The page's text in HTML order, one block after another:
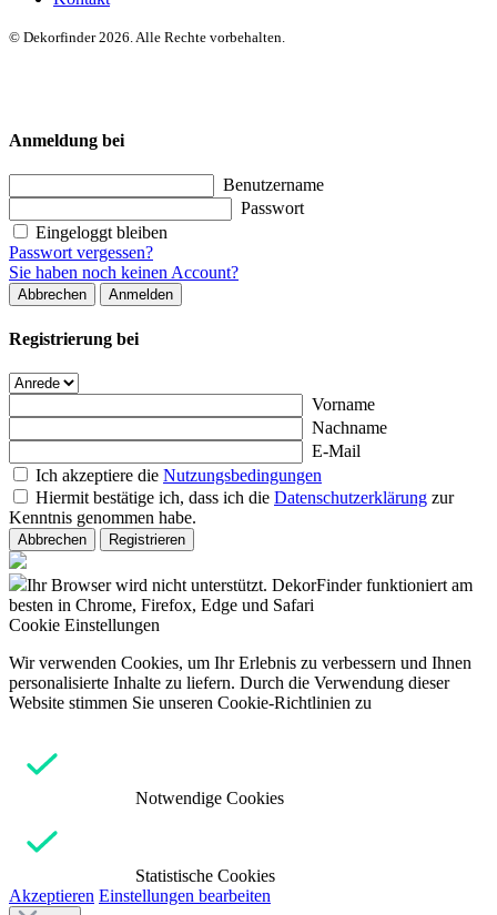
© Dekorfinder 2026. Alle Rechte vorbehalten.
Anmeldung bei
Benutzername
Passwort
Eingeloggt bleiben
Passwort vergessen?
Sie haben noch keinen Account?
Abbrechen Anmelden
Registrierung bei
Vorname
Nachname
E-Mail
Ich akzeptiere die Nutzungsbedingungen
Hiermit bestätige ich, dass ich die Datenschutzerklärung zur
Kenntnis genommen habe.
Abbrechen Registrieren
Ihr Browser wird nicht unterstützt. DekorFinder funktioniert am
besten in Chrome, Firefox, Edge und Safari
Cookie Einstellungen
Wir verwenden Cookies, um Ihr Erlebnis zu verbessern und Ihnen
personalisierte Inhalte zu liefern. Durch die Verwendung dieser
Website stimmen Sie unseren Cookie-Richtlinien zu
Notwendige Cookies
Statistische Cookies
Akzeptieren Einstellungen bearbeiten